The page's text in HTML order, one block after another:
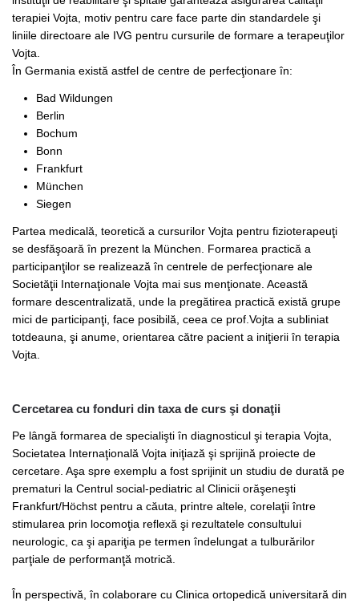
terapiei Vojta, motiv pentru care face parte din standardele şi
liniile directoare ale IVG pentru cursurile de formare a terapeuţilor
Vojta.
În Germania există astfel de centre de perfecţionare în:
Bad Wildungen
Berlin
Bochum
Bonn
Frankfurt
München
Siegen
Partea medicală, teoretică a cursurilor Vojta pentru fizioterapeuţi
se desfăşoară în prezent la München. Formarea practică a
participanţilor se realizează în centrele de perfecţionare ale
Societăţii Internaţionale Vojta mai sus menţionate. Această
formare descentralizată, unde la pregătirea practică există grupe
mici de participanţi, face posibilă, ceea ce prof.Vojta a subliniat
totdeauna, şi anume, orientarea către pacient a iniţierii în terapia
Vojta.
Cercetarea cu fonduri din taxa de curs şi donaţii
Pe lângă formarea de specialişti în diagnosticul şi terapia Vojta,
Societatea Internaţională Vojta iniţiază şi sprijină proiecte de
cercetare. Aşa spre exemplu a fost sprijinit un studiu de durată pe
prematuri la Centrul social-pediatric al Clinicii orăşeneşti
Frankfurt/Höchst pentru a căuta, printre altele, corelaţii între
stimularea prin locomoţia reflexă şi rezultatele consultului
neurologic, ca şi apariţia pe termen îndelungat a tulburărilor
parţiale de performanţă motrică.
În perspectivă, în colaborare cu Clinica ortopedică universitară din